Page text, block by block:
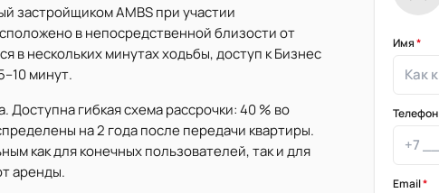
застройщиком AMBS при участии
в непосредственной близости от
в нескольких минутах ходьбы, доступ к Бизнес
минут.
гибкая схема рассрочки: 40 % во
на 2 года после передачи квартиры.
как для конечных пользователей, так и для
аренды.
Имя*
Телефон
Email*